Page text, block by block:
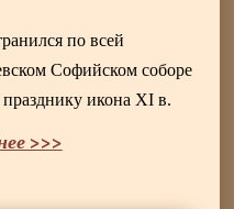
по всей
Софийском соборе
икона XI в.
>>>